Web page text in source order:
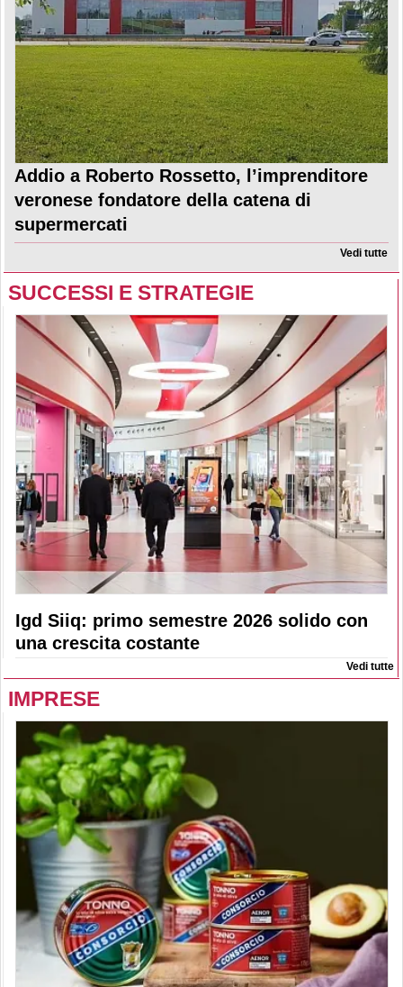
Addio a Roberto Rossetto, l’imprenditore
veronese fondatore della catena di
supermercati
Vedi tutte
SUCCESSI E STRATEGIE
Igd Siiq: primo semestre 2026 solido con
una crescita costante
Vedi tutte
IMPRESE